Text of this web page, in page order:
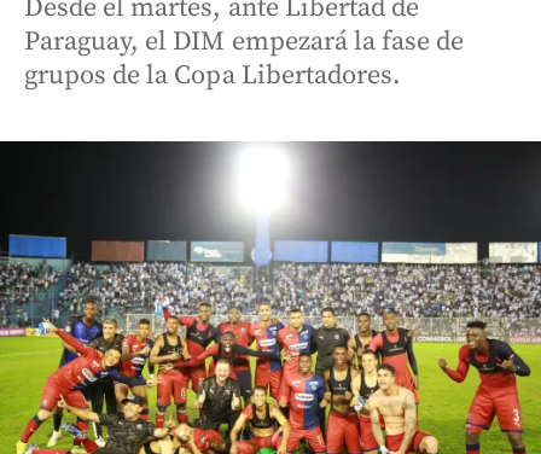
Desde el martes, ante Libertad de
Paraguay, el DIM empezará la fase de
grupos de la Copa Libertadores.